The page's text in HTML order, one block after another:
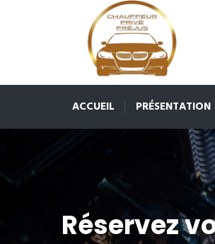
ACCUEIL PRÉSENTATION
Réservez